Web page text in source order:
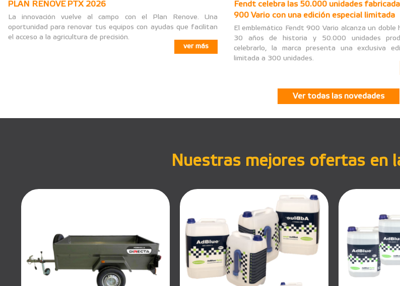
PLAN RENOVE PTX 2026
La innovación vuelve al campo con el Plan Renove. Una
oportunidad para renovar tus equipos con ayudas que facilitan
el acceso a la agricultura de precisión.
ver más
Fendt celebra las 50.000 unidades
900 Vario con una edición especial limitada
El emblemático Fendt 900 Vario alcanza un
30 años de historia y 50.000 unidades
celebrarlo, la marca presenta una exclusiva
limitada a 300 unidades.
Ver todas las novedades
Nuestras mejores ofertas en